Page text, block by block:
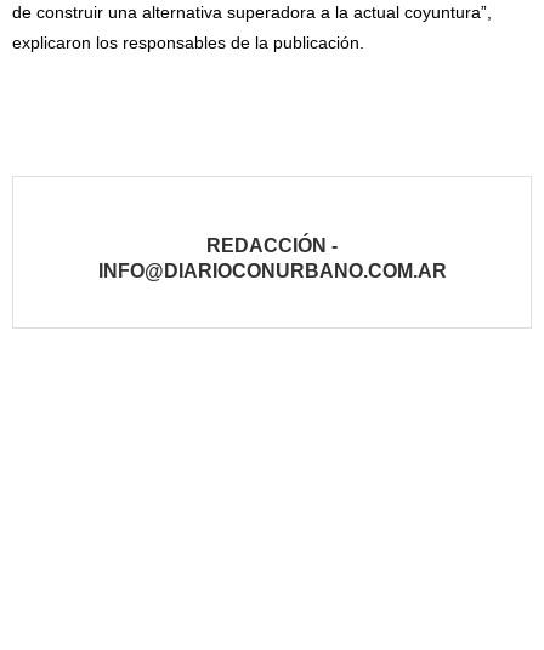
de construir una alternativa superadora a la actual coyuntura”,
explicaron los responsables de la publicación.
REDACCIÓN -
INFO@DIARIOCONURBANO.COM.AR